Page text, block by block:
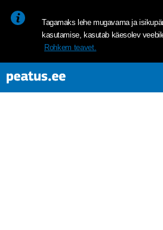
Tagamaks lehe mugavama ja
kasutamise, kasutab käesolev
Rohkem teavet.